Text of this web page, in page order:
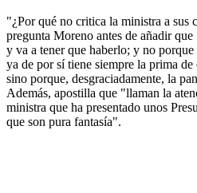
"¿Por qué no critica la ministra a sus
pregunta Moreno antes de añadir
y va a tener que haberlo; y no
ya de por sí tiene siempre la prima
sino porque, desgraciadamente, la
Además, apostilla que "llaman la
ministra que ha presentado unos
que son pura fantasía".